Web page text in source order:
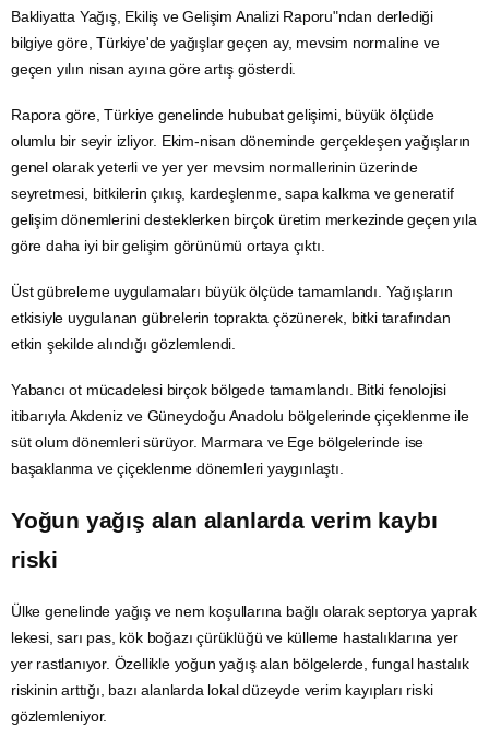
Bakliyatta Yağış, Ekiliş ve Gelişim Analizi Raporu"ndan derlediği
bilgiye göre, Türkiye'de yağışlar geçen ay, mevsim normaline ve
geçen yılın nisan ayına göre artış gösterdi.
Rapora göre, Türkiye genelinde hububatgelişimi, büyük ölçüde
olumlu bir seyir izliyor. Ekim-nisan döneminde gerçekleşen yağışların
genel olarak yeterli ve yer yer mevsim normallerinin üzerinde
seyretmesi, bitkilerin çıkış, kardeşlenme, sapa kalkma ve generatif
gelişim dönemlerini desteklerken birçok üretim merkezinde geçen yıla
göre daha iyi bir gelişim görünümü ortaya çıktı.
Üst gübreleme uygulamaları büyük ölçüde tamamlandı. Yağışların
etkisiyle uygulanan gübrelerin toprakta çözünerek, bitki tarafından
etkin şekilde alındığı gözlemlendi.
Yabancı ot mücadelesi birçok bölgede tamamlandı. Bitki fenolojisi
itibarıyla Akdeniz ve Güneydoğu Anadolu bölgelerinde çiçeklenme ile
süt olum dönemleri sürüyor. Marmara ve Ege bölgelerinde ise
başaklanma ve çiçeklenme dönemleri yaygınlaştı.
Yoğun yağış alan alanlarda verim kaybı
riski
Ülke genelinde yağış ve nem koşullarına bağlı olarak septorya yaprak
lekesi, sarı pas, kök boğazı çürüklüğü ve külleme hastalıklarına yer
yer rastlanıyor. Özellikle yoğun yağış alan bölgelerde, fungal hastalık
riskinin arttığı, bazı alanlarda lokal düzeyde verim kayıpları riski
gözlemleniyor.